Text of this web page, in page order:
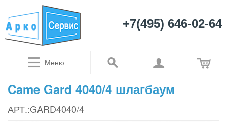
+7(495) 646-02-64
Меню
Came Gard 4040/4 шлагбаум
АРТ.:GARD4040/4